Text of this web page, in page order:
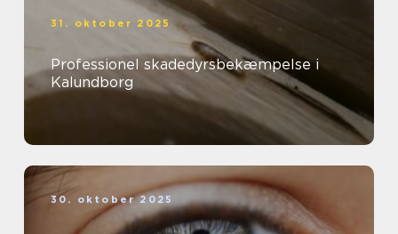
31. oktober 2025
Professionel skadedyrsbekæmpelse i
Kalundborg
30. oktober 2025